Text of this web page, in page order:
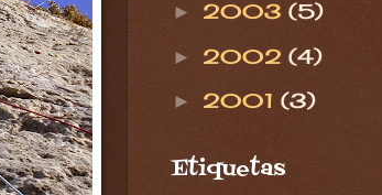
► 2003 (5)
► 2002 (4)
► 2001 (3)
Etiquetas